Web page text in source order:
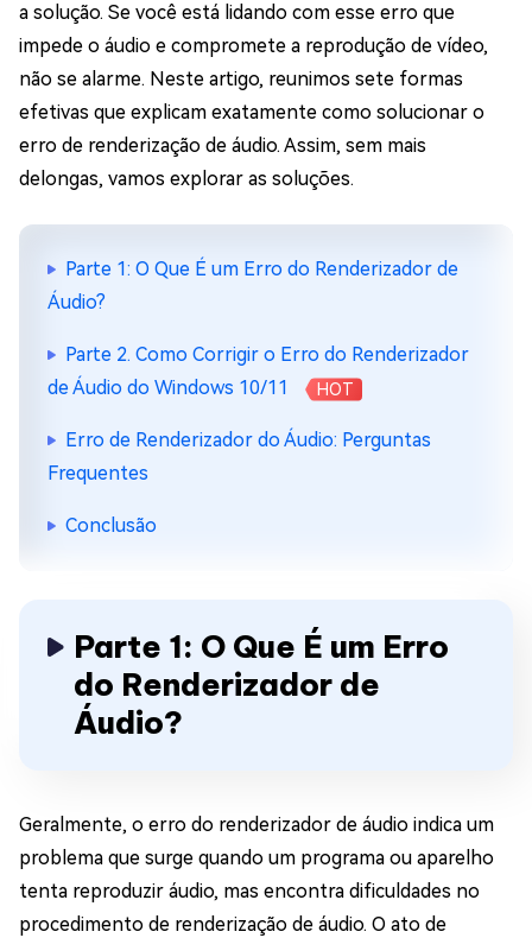
a solução. Se você está lidando com esse erro que
impede o áudio e compromete a reprodução de vídeo,
não se alarme. Neste artigo, reunimos sete formas
efetivas que explicam exatamente como solucionar o
erro de renderização de áudio. Assim, sem mais
delongas, vamos explorar as soluções.
Parte 1: O Que É um Erro do Renderizador de
Áudio?
Parte 2. Como Corrigir o Erro do Renderizador
de Áudio do Windows 10/11
HOT
Erro de Renderizador do Áudio: Perguntas
Frequentes
Conclusão
Parte 1: O Que É um Erro
do Renderizador de
Áudio?
Geralmente, o erro do renderizador de áudio indica um
problema que surge quando um programa ou aparelho
tenta reproduzir áudio, mas encontra dificuldades no
procedimento de renderização de áudio. O ato de